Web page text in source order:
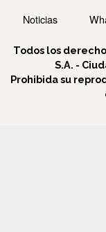
Noticias
Todos los
S.A. -
Prohibida su